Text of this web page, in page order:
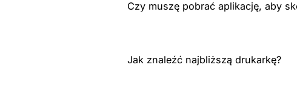
Czy muszę pobrać aplikację, aby
Jak znaleźć najbliższą drukarkę?